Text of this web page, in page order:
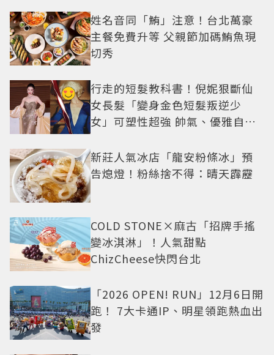
姓名音同「鮪」注意！台北萬豪
主餐免費升等 父親節加碼鮪魚現
切秀
行走的短髮教科書！倪妮狠斷仙
女長髮「變身金色短髮叛逆少
女」可塑性超強 帥氣、優雅自由
新莊人氣冰店「龍安粉條冰」預
告熄燈！粉絲捨不得：晴天霹靂
COLD STONE×麻古「招牌手搖
變冰淇淋」！人氣甜點
ChizCheese快閃台北
「2026 OPEN! RUN」12月6日開
跑！ 7大卡通IP、明星領跑熱血出
發